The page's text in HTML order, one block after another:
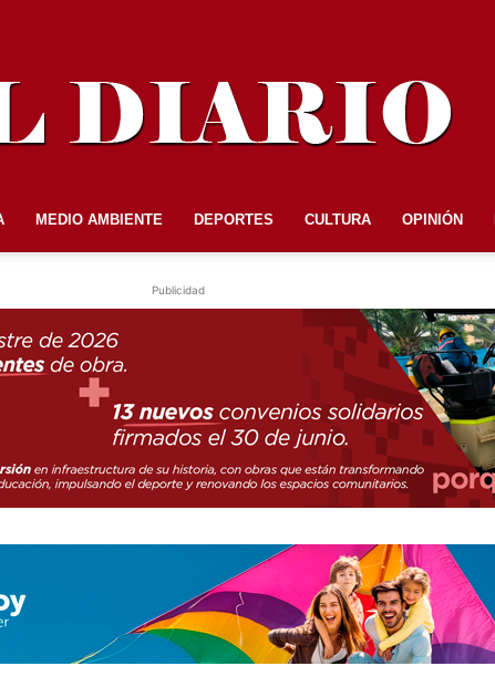
DIARIO
MEDIO AMBIENTE DEPORTES CULTURA OPINIÓN
Publicidad